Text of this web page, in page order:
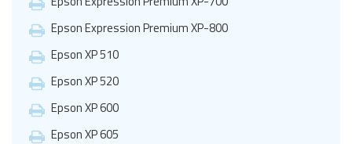
Epson Expression Premium XP-800
Epson XP 510
Epson XP 520
Epson XP 600
Epson XP 605